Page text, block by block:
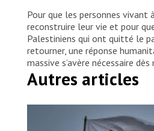
Pour que les personnes vivant
reconstruire leur vie et pour
Palestiniens qui ont quitté le
retourner, une réponse
massive s’avère nécessaire
Autres articles